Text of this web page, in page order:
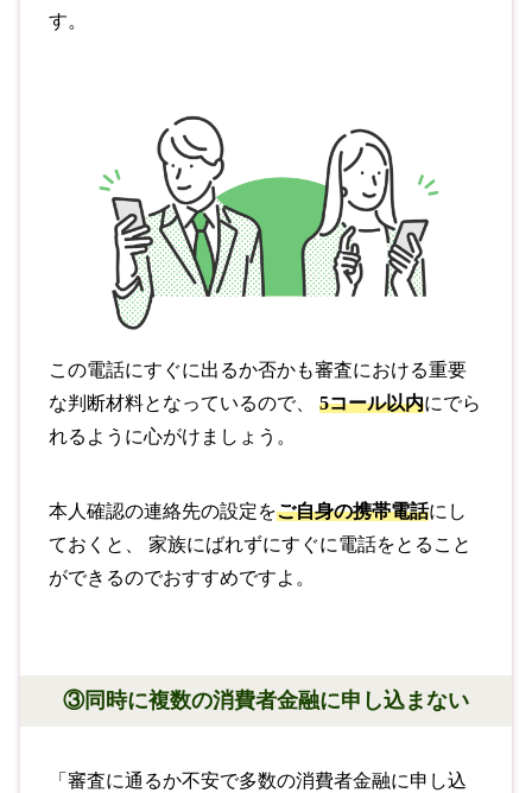
す。
この電話にすぐに出るか否かも審査における重要
な判断材料となっているので、5コール以内にでら
れるように心がけましょう。
本人確認の連絡先の設定をご自身の携帯電話にし
ておくと、 家族にばれずにすぐに電話をとること
ができるのでおすすめですよ。
③同時に複数の消費者金融に申し込まない
「審査に通るか不安で多数の消費者金融に申し込